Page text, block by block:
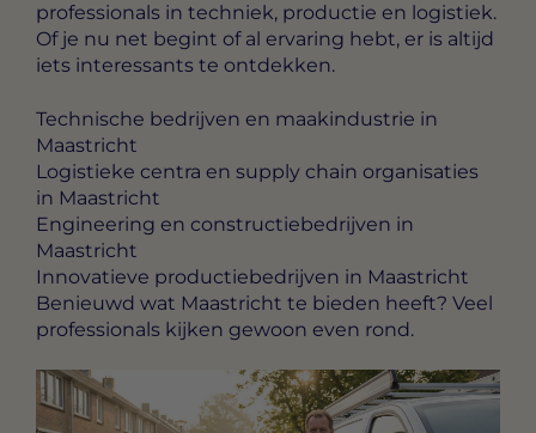
professionals in techniek, productie en logistiek.
Of je nu net begint of al ervaring hebt, er is altijd
iets interessants te ontdekken.
Technische bedrijven en maakindustrie in
Maastricht
Logistieke centra en supply chain organisaties
in Maastricht
Engineering en constructiebedrijven in
Maastricht
Innovatieve productiebedrijven in Maastricht
Benieuwd wat Maastricht te bieden heeft? Veel
professionals kijken gewoon even rond.